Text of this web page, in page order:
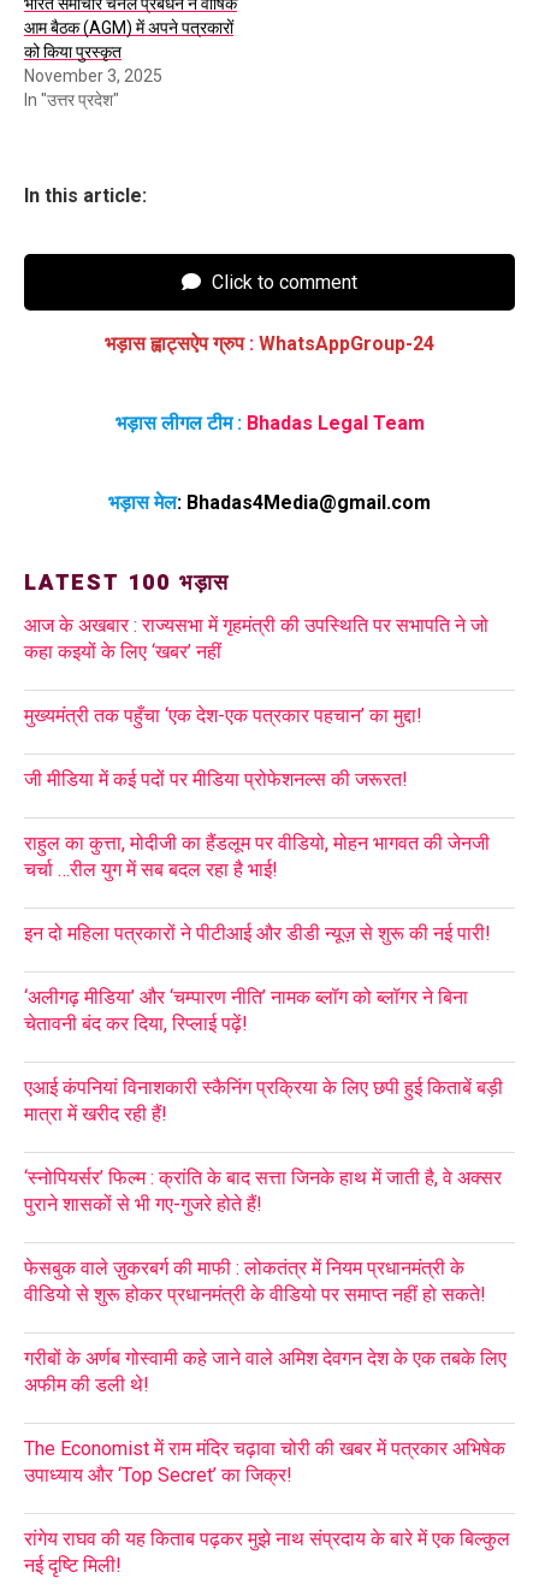
आम बैठक (AGM) में अपने पत्रकारों
को किया पुरस्कृत
November 3, 2025
In "उत्तर प्रदेश"
In this article:
Click to comment
भड़ास ह्वाट्सऐप ग्रुप : WhatsAppGroup-24
भड़ास लीगल टीम : Bhadas Legal Team
भड़ास मेल: Bhadas4Media@gmail.com
LATEST 100 भड़ास
आज के अखबार : राज्यसभा में गृहमंत्री की उपस्थिति पर सभापति ने जो
कहा कइयों के लिए ‘खबर’ नहीं
मुख्यमंत्री तक पहुँचा ‘एक देश-एक पत्रकार पहचान’ का मुद्दा!
जी मीडिया में कई पदों पर मीडिया प्रोफेशनल्स की जरूरत!
राहुल का कुत्ता, मोदीजी का हैंडलूम पर वीडियो, मोहन भागवत की जेनजी
चर्चा …रील युग में सब बदल रहा है भाई!
इन दो महिला पत्रकारों ने पीटीआई और डीडी न्यूज़ से शुरू की नई पारी!
‘अलीगढ़ मीडिया’ और ‘चम्पारण नीति’ नामक ब्लॉग को ब्लॉगर ने बिना
चेतावनी बंद कर दिया, रिप्लाई पढ़ें!
एआई कंपनियां विनाशकारी स्कैनिंग प्रक्रिया के लिए छपी हुई किताबें बड़ी
मात्रा में खरीद रही हैं!
‘स्नोपियर्सर’ फिल्म : क्रांति के बाद सत्ता जिनके हाथ में जाती है, वे अक्सर
पुराने शासकों से भी गए-गुजरे होते हैं!
फेसबुक वाले ज़ुकरबर्ग की माफी : लोकतंत्र में नियम प्रधानमंत्री के
वीडियो से शुरू होकर प्रधानमंत्री के वीडियो पर समाप्त नहीं हो सकते!
गरीबों के अर्णब गोस्वामी कहे जाने वाले अमिश देवगन देश के एक तबके लिए
अफीम की डली थे!
The Economist में राम मंदिर चढ़ावा चोरी की खबर में पत्रकार अभिषेक
उपाध्याय और ‘Top Secret’ का जिक्र!
रांगेय राघव की यह किताब पढ़कर मुझे नाथ संप्रदाय के बारे में एक बिल्कुल
नई दृष्टि मिली!